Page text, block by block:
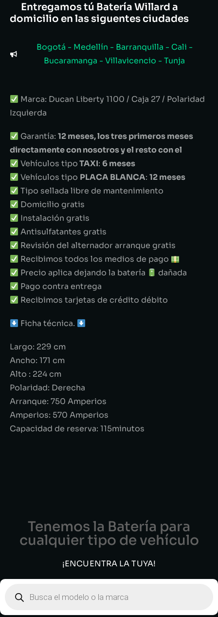
Entregamos tú Batería Willard a
domicilio en las siguentes ciudades
Bogotá - Medellín - Barranquilla - Cali -
Bucaramanga - Villavicencio - Tunja
Marca: Ducan Liberty 1100 / Caja 27 / Polaridad
Izquierda
Garantía:12 meses, los tres primeros meses
directamente con nosotros y el resto con el
Vehículos tipoTAXI: 6 meses
Vehículos tipo PLACA BLANCA:12 meses
Tipo sellada libre de mantenimiento
Domicilio gratis
Instalación gratis
Antisulfatantes gratis
Revisión del alternador arranque gratis
Recibimos todos los medios de pago
Precio aplica dejando la batería
dañada
Pago contra entrega
Recibimos tarjetas de crédito débito
Ficha técnica.
Largo: 229 cm
Ancho: 171 cm
Alto : 224 cm
Polaridad: Derecha
Arranque: 750 Amperios
Amperios: 570 Amperios
Capacidad de reserva: 115minutos
Tenemos la Batería para
cualquier tipo de vehículo
¡ENCUENTRA LA TUYA!